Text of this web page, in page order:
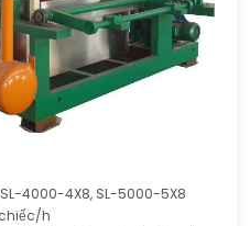
4000-4X8, SL-5000-5X8
h